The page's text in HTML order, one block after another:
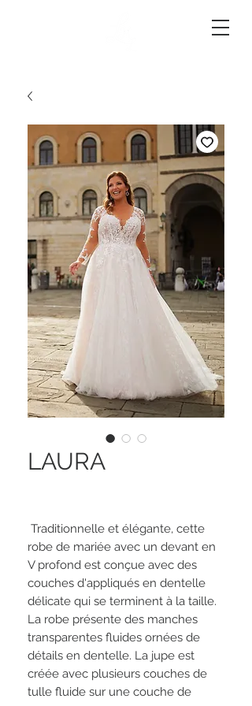
LAURA
Traditionnelle et élégante, cette
robe de mariée avec un devant en
V profond est conçue avec des
couches d'appliqués en dentelle
délicate qui se terminent à la taille.
La robe présente des manches
transparentes fluides ornées de
détails en dentelle. La jupe est
créée avec plusieurs couches de
tulle fluide sur une couche de